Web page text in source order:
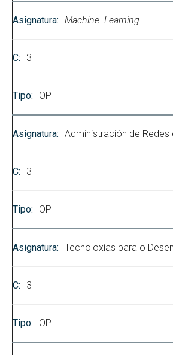
Machine Learning
3
OP
Administración de Redes
3
OP
Tecnoloxías para o
3
OP